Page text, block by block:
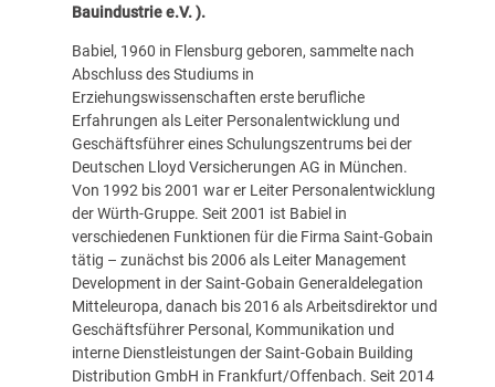
Bauindustrie e.V. ).
Babiel, 1960 in Flensburg geboren, sammelte nach
Abschluss des Studiums in
Erziehungswissenschaften erste berufliche
Erfahrungen als Leiter Personalentwicklung und
Geschäftsführer eines Schulungszentrums bei der
Deutschen Lloyd Versicherungen AG in München.
Von 1992 bis 2001 war er Leiter Personalentwicklung
der Würth-Gruppe. Seit 2001 ist Babiel in
verschiedenen Funktionen für die Firma Saint-Gobain
tätig – zunächst bis 2006 als Leiter Management
Development in der Saint-Gobain Generaldelegation
Mitteleuropa, danach bis 2016 als Arbeitsdirektor und
Geschäftsführer Personal, Kommunikation und
interne Dienstleistungen der Saint-Gobain Building
Distribution GmbH in Frankfurt/Offenbach. Seit 2014